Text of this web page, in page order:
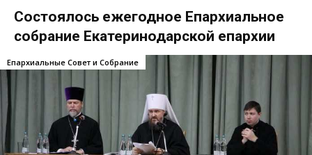
Состоялось ежегодное Епархиальное
собрание Екатеринодарской епархии
Епархиальные Совет и Собрание